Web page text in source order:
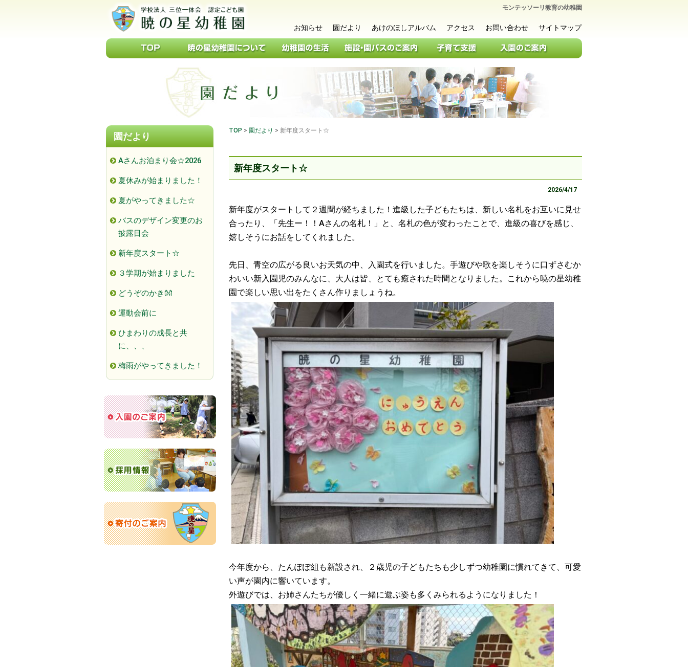
モンテッソーリ教育の幼稚園
お知らせ 園だより あけのほしアルバム アクセス お問い合わせ サイトマップ
TOP > 園だより > 新年度スタート☆
新年度スタート☆
2026/4/17
新年度がスタートして２週間が経ちました！進級した子どもたちは、新しい名札をお互いに見せ
合ったり、「先生ー！！Aさんの名札！」と、名札の色が変わったことで、進級の喜びを感じ、
嬉しそうにお話をしてくれました。
先日、青空の広がる良いお天気の中、入園式を行いました。手遊びや歌を楽しそうに口ずさむか
わいい新入園児のみんなに、大人は皆、とても癒された時間となりました。これから暁の星幼稚
園で楽しい思い出をたくさん作りましょうね。
今年度から、たんぽぽ組も新設され、２歳児の子どもたちも少しずつ幼稚園に慣れてきて、可愛
い声が園内に響いています。
外遊びでは、お姉さんたちが優しく一緒に遊ぶ姿も多くみられるようになりました！
園だより
Aさんお泊まり会☆2026
夏休みが始まりました！
夏がやってきました☆
バスのデザイン変更のお
披露目会
新年度スタート☆
３学期が始まりました
どうぞのかき👐
運動会前に
ひまわりの成長と共
に、、、
梅雨がやってきました！